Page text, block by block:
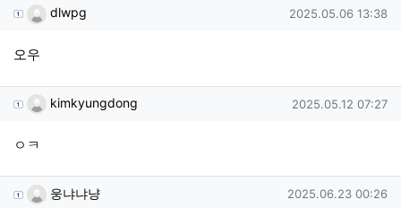
dlwpg님의 댓글
dlwpg 작성일
2025.05.06 13:38
오우
kimkyungdong님의 댓글
kimkyungdong 작성일
2025.05.12 07:27
ㅇㅋ
웅냐냐냥님의 댓글
웅냐냐냥 작성일
2025.06.23 00:26